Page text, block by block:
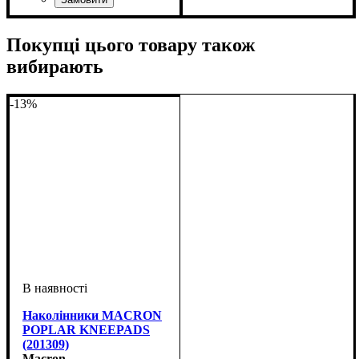
Стать: Жіночий
Виробник: Macron
Колір: Червоний
Спорт: Волейбол
Чоловічий
Покупці цього товару також
вибирають
-13%
Наколінники MACRON
POPLAR KNEEPADS
(201309)